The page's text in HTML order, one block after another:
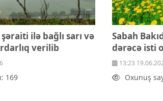
ilə bağlı sarı və
verilib
169
Sabah
dərəcə isti
13:23
Oxunuş